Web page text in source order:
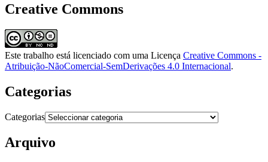
Creative Commons
Este trabalho está licenciado com uma Licença Creative Commons -
Atribuição-NãoComercial-SemDerivações 4.0 Internacional.
Categorias
Categorias
Arquivo